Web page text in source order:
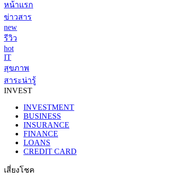
หน้าแรก
ข่าวสาร
new
รีวิว
hot
IT
สุขภาพ
สาระน่ารู้
INVEST
INVESTMENT
BUSINESS
INSURANCE
FINANCE
LOANS
CREDIT CARD
เสี่ยงโชค